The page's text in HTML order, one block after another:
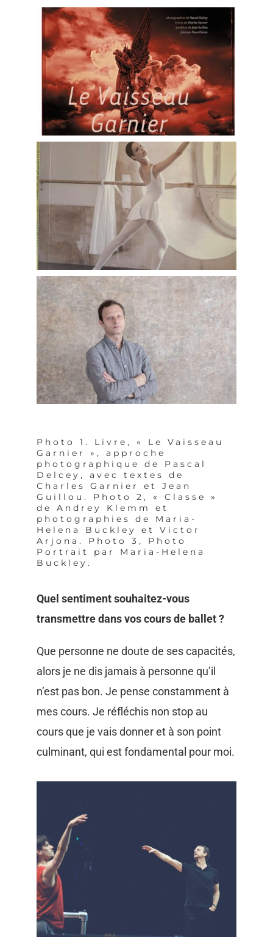
Photo 1. Livre, « Le Vaisseau
Garnier », approche
photographique de Pascal
Delcey, avec textes de
Charles Garnier et Jean
Guillou. Photo 2, « Classe »
de Andrey Klemm et
photographies de Maria-
Helena Buckley et Victor
Arjona. Photo 3, Photo
Portrait par Maria-Helena
Buckley.
Quel sentiment souhaitez-vous
transmettre dans vos cours de ballet ?
Que personne ne doute de ses capacités,
alors je ne dis jamais à personne qu’il
n’est pas bon. Je pense constamment à
mes cours. Je réfléchis non stop au
cours que je vais donner et à son point
culminant, qui est fondamental pour moi.